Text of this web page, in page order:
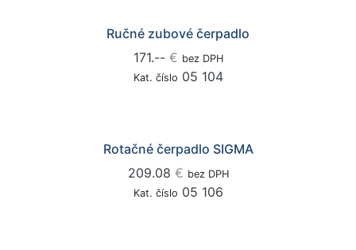
Ručné zubové čerpadlo
171.-- € bez DPH
Kat. číslo 05 104
Rotačné čerpadlo SIGMA
209.08 € bez DPH
Kat. číslo 05 106